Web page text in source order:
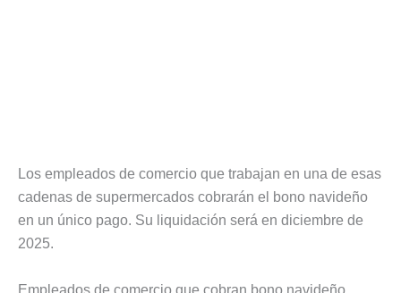
Los empleados de comercio que trabajan en una de esas
cadenas de supermercados cobrarán el bono navideño
en un único pago. Su liquidación será en diciembre de
2025.
Empleados de comercio que cobran bono navideño